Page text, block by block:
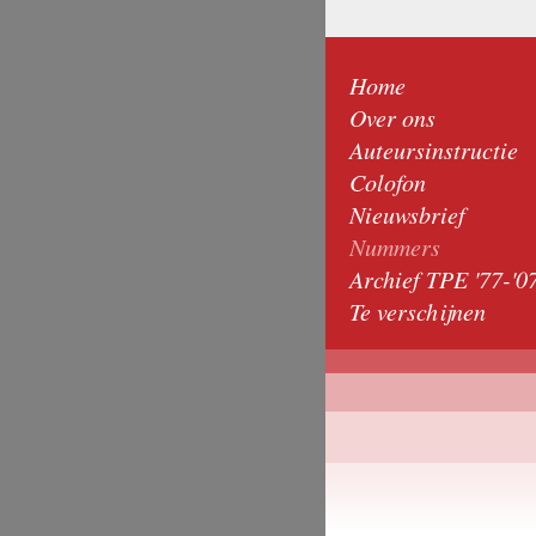
Home
Over ons
Auteursinstructie
Colofon
Nieuwsbrief
Nummers
Archief TPE '77-
Te verschijnen